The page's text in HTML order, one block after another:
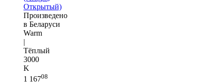
Открытый)
Произведено
в Беларуси
Warm
|
Тёплый
3000
K
1 16708